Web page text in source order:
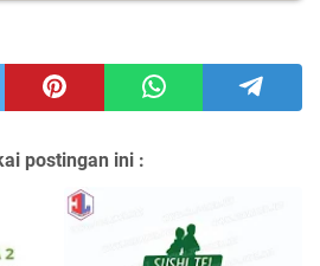
postingan ini :